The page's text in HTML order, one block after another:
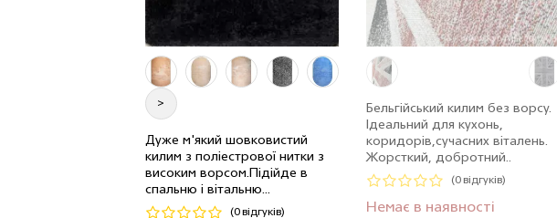
>
Дуже м'який шовковистий
килим з поліестрової нитки з
високим ворсом.Пiдiйде в
спальню і вітальню...
(0 відгуків)
2.0 x 2.9 м 7981 грн
2.4 x 3.4 м 18 шт 11228 грн
Код 18136
Бельгійський килим без ворсу.
Ідеальний для кухонь,
коридорів,сучасних віталень.
Жорсткий, добротний..
(0 відгуків)
Немає в наявності